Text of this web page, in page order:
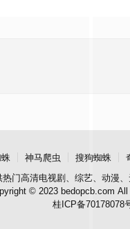
神马爬虫 搜狗蜘蛛
热门高清电视剧、综艺、动漫
© 2023 bedopcb.com
桂ICP备70178078